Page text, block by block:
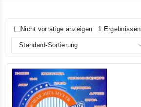
Nicht vorrätige anzeigen 1 Ergebnissen